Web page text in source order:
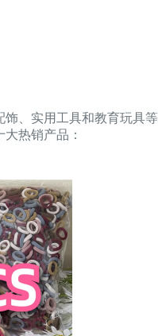
、实用工具和教育玩具等
热销产品：